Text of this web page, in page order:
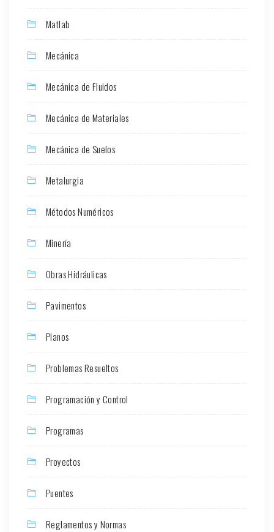
Matlab
Mecánica
Mecánica de Fluidos
Mecánica de Materiales
Mecánica de Suelos
Metalurgia
Métodos Numéricos
Minería
Obras Hidráulicas
Pavimentos
Planos
Problemas Resueltos
Programación y Control
Programas
Proyectos
Puentes
Reglamentos y Normas